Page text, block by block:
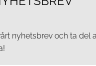
nyhetsbrev och ta del